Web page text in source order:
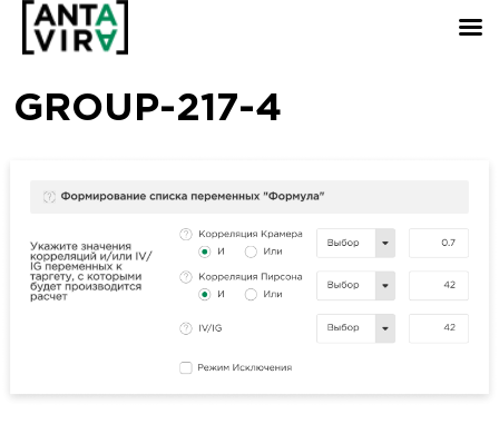
GROUP-217-4